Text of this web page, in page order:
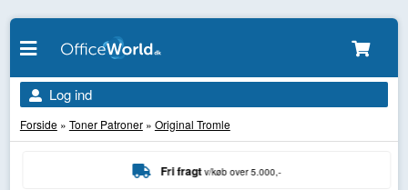
Log ind
Forside» Toner Patroner» Original Tromle
Fri fragt v/køb over 5.000,-